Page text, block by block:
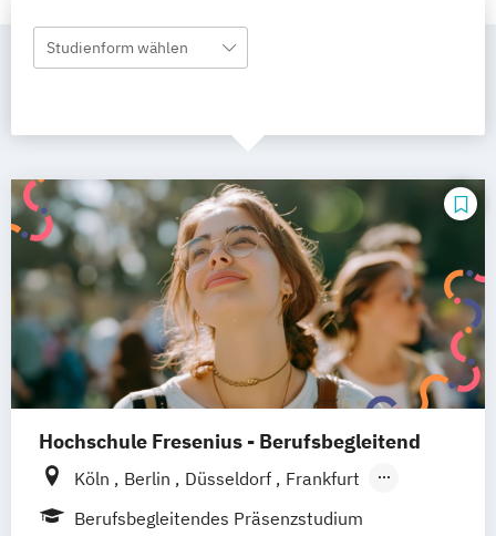
Studienform wählen
Hochschule Fresenius - Berufsbegleitend
Köln Berlin Düsseldorf
Frankfurt
Hamburg
Idstein München
Wiesbaden
Berufsbegleitendes Präsenzstudium